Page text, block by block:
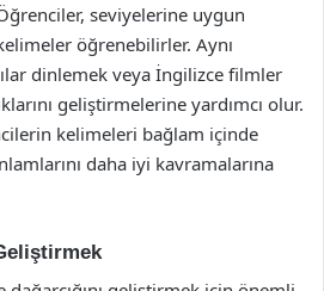
seviyelerine uygun
öğrenebilirler. Aynı
dinlemek veya İngilizce filmler
geliştirmelerine yardımcı olur.
kelimeleri bağlam içinde
daha iyi kavramalarına